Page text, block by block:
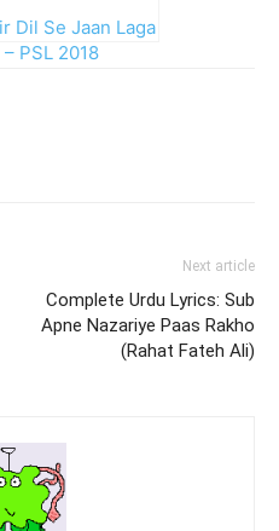
Dil Se Jaan Laga
– PSL 2018
Next article
Complete Urdu Lyrics: Sub
Apne Nazariye Paas Rakho
(Rahat Fateh Ali)